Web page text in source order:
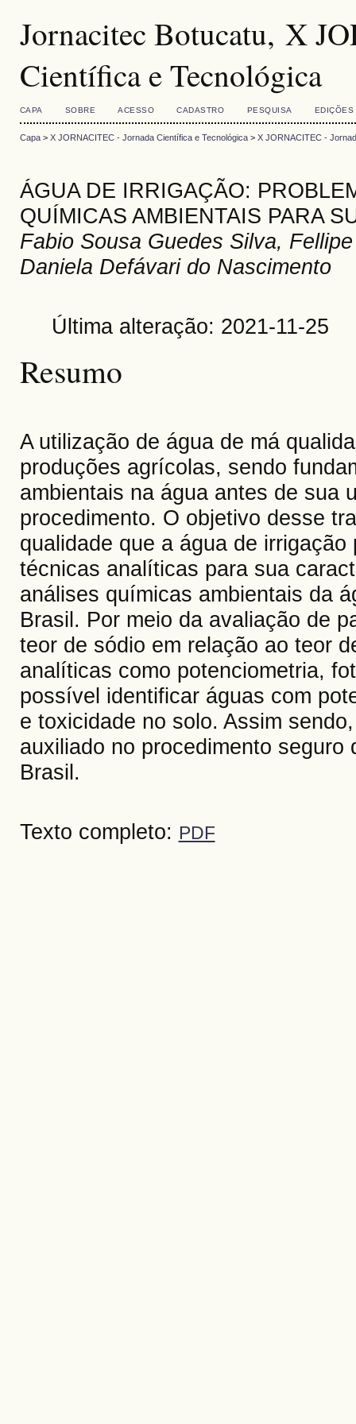
Jornacitec Botucatu, X
Científica e Tecnológica
CAPA SOBRE ACESSO CADASTRO PESQUISA EDIÇÕES
Capa> X JORNACITEC - Jornada Científica e Tecnológica> X JORNACITEC -
ÁGUA DE IRRIGAÇÃO:
QUÍMICAS AMBIENTAIS PARA
Fabio Sousa Guedes Silva,
Daniela Defávari do Nascimento
Última alteração: 2021-11-25
Resumo
A utilização de água de má
produções agrícolas, sendo
ambientais na água antes de sua
procedimento. O objetivo desse
qualidade que a água de
técnicas analíticas para sua
análises químicas ambientais da
Brasil. Por meio da avaliação de
teor de sódio em relação ao teor
analíticas como potenciometria,
possível identificar águas com
e toxicidade no solo. Assim
auxiliado no procedimento
Brasil.
Texto completo: PDF